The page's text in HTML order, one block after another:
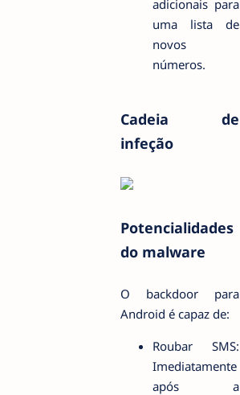
adicionais para
uma lista de
novos
números.
Cadeia de
infeção
Potencialidades
do malware
O backdoor para
Android é capaz de:
Roubar SMS:
Imediatamente
após a